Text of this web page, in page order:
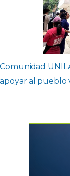
Comunidad
apoyar al pueblo